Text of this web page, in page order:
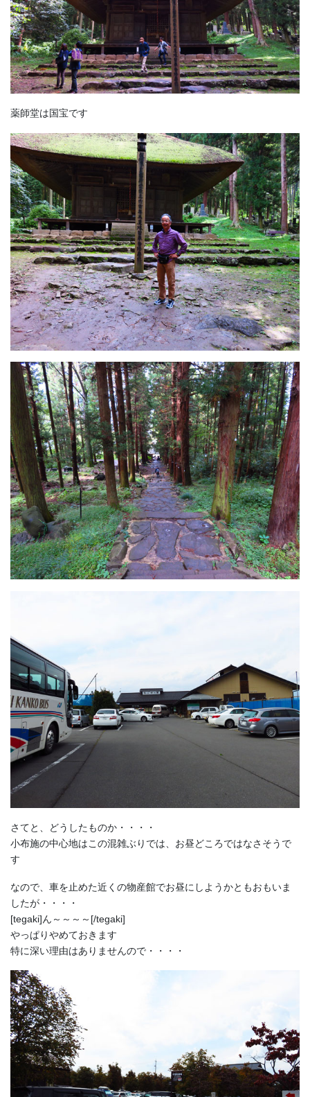
薬師堂は国宝です
さてと、どうしたものか・・・・
小布施の中心地はこの混雑ぶりでは、お昼どころではなさそうで
す
なので、車を止めた近くの物産館でお昼にしようかともおもいま
したが・・・・
[tegaki]ん～～～～[/tegaki]
やっぱりやめておきます
特に深い理由はありませんので・・・・